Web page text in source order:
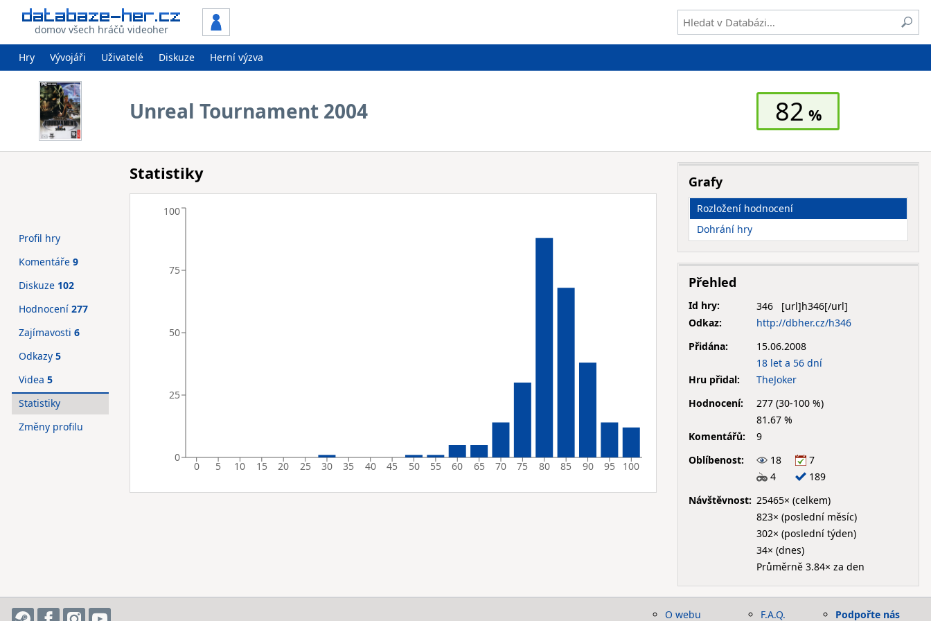
domov všech hráčů videoher
Hry Vývojáři Uživatelé Diskuze Herní výzva
Unreal Tournament 2004 82
Statistiky
0 5 10 15 20 25 30 35 40 45 50 55 60 65 70 75 80 85 90 95 100
0
25
50
75
100
Profil hry
Komentáře 9
Diskuze 102
Hodnocení 277
Zajímavosti 6
Odkazy 5
Videa 5
Statistiky
Změny profilu
Grafy
Rozložení hodnocení
Dohrání hry
Přehled
Id hry:
346
Odkaz:
http://dbher.cz/h346
Přidána:
15.06.2008
18 let a 56 dní
Hru přidal:
TheJoker
Hodnocení:
277 (30-100 %)
81.67 %
Komentářů:
9
Oblíbenost:
18
7
4
189
Návštěvnost: 25465× (celkem)
823× (poslední měsíc)
302× (poslední týden)
34× (dnes)
Průměrně 3.84× za den
O webu F.A.Q. Podpořte nás